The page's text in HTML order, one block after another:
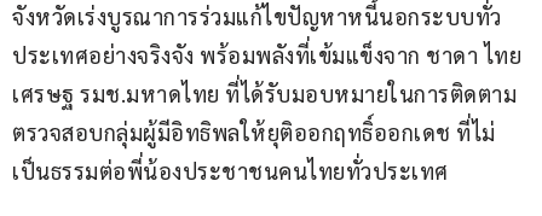
จังหวัดเร่งบูรณาการร่วมแก้ไขปัญหาหนี้นอกระบบทั่ว
ประเทศอย่างจริงจัง พร้อมพลังที่เข้มแข็งจาก ชาดา ไทย
เศรษฐ รมช.มหาดไทย ที่ได้รับมอบหมายในการติดตาม
ตรวจสอบกลุ่มผู้มีอิทธิพลให้ยุติออกฤทธิ์ออกเดช ที่ไม่
เป็นธรรมต่อพี่น้องประชาชนคนไทยทั่วประเทศ